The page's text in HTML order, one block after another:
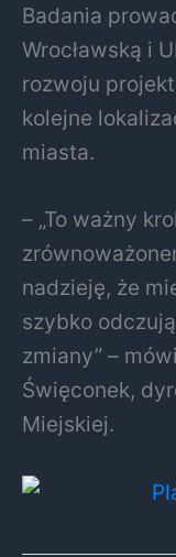
Badania
Wrocławską i
rozwoju
kolejne
miasta.
– „To ważny
nadzieję, że
szybko
zmiany” –
Święconek,
Miejskiej.